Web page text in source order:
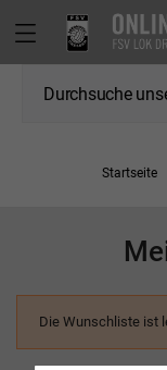
Startseite
Die Wunschliste ist